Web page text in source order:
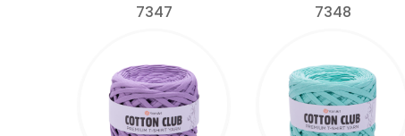
7347 7348